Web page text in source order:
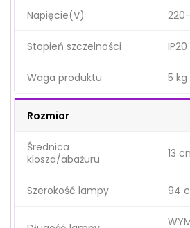
Napięcie(V)
Stopień szczelności IP20
Waga produktu 5 kg
Rozmiar
Średnica
klosza/abażuru
13
Szerokość lampy 94